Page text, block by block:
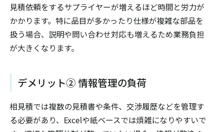
見積依頼をするサプライヤーが増えるほど時間と労力が
かかります。特に品目が多かったり仕様が複雑な部品を
扱う場合、説明や問い合わせ対応も増えるため業務負担
が大きくなります。
デメリット② 情報管理の負荷
相見積では複数の見積書や条件、交渉履歴などを管理す
る必要があり、Excelや紙ベースでは煩雑になりやすいで